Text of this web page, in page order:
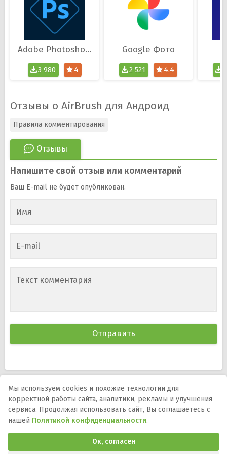
Adobe Photoshop Express
3 980 4
Google Фото
2 521 4.4
Отзывы о AirBrush для Андроид
Отзывы
Правила комментирования
Напишите свой отзыв или комментарий
Ваш E-mail не будет опубликован.
Имя
E-mail
Текст комментария
Мы в соцсетях:
DMCA Правообладателям
Политика
конфиденциальности
Обратная связь
Программы и игры для телефона, планшета и ТВ на Андроид.
Мы используем cookies и похожие технологии для
корректной работы сайта, аналитики, рекламы и улучшения
сервиса. Продолжая использовать сайт, Вы соглашаетесь с
нашей Политикой конфиденциальности.
Ок, согласен